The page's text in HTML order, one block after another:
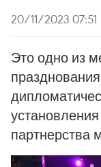
20/11/2023 07:51
Это одно из
партнерства